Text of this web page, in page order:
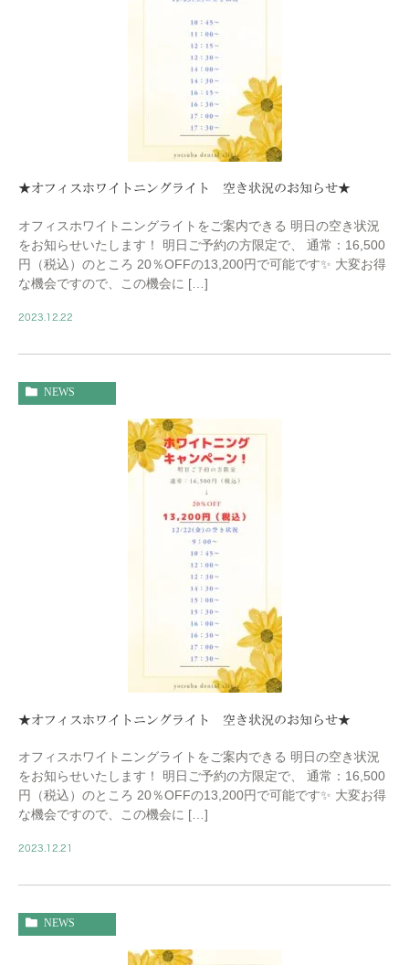
★オフィスホワイトニングライト 空き状況のお知らせ★
オフィスホワイトニングライトをご案内できる 明日の空き状況
をお知らせいたします！ 明日ご予約の方限定で、 通常：16,500
円（税込）のところ 20％OFFの13,200円で可能です✨ 大変お得
な機会ですので、この機会に […]
2023.12.22
NEWS
★オフィスホワイトニングライト 空き状況のお知らせ★
オフィスホワイトニングライトをご案内できる 明日の空き状況
をお知らせいたします！ 明日ご予約の方限定で、 通常：16,500
円（税込）のところ 20％OFFの13,200円で可能です✨ 大変お得
な機会ですので、この機会に […]
2023.12.21
NEWS